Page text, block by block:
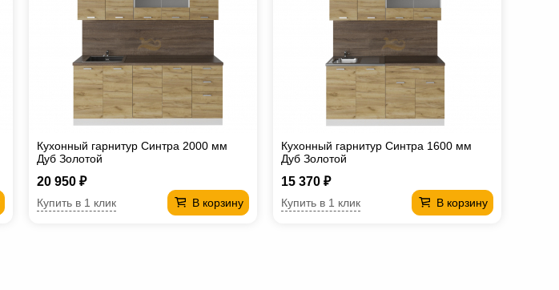
Кухонный гарнитур Синтра 2000 мм
Дуб Золотой
20 950 ₽
В корзину
Купить в 1 клик
Кухонный гарнитур Синтра 1600 мм
Дуб Золотой
15 370 ₽
В корзину
Купить в 1 клик